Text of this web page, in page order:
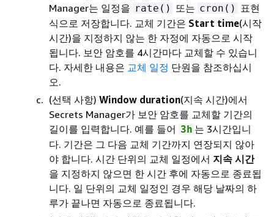
Manager는 일정을 rate() 또는 cron() 표현
식으로 저장합니다. 교체 기간은 Start time(시작
시간)을 지정하지 않는 한 자정에 자동으로 시작
됩니다. 보안 암호를 4시간마다 교체할 수 있습니
다. 자세한 내용은 교체 일정 단원을 참조하십시
오.
(선택 사항) Window duration(지속 시간)에서
Secrets Manager가 보안 암호를 교체할 기간의
길이를 입력합니다. 예를 들어 3h 는 3시간입니
다. 기간은 그 다음 교체 기간까지 연장되지 않아
야 합니다. 시간 단위의 교체 일정에서 지속 시간
을 지정하지 않으면 한 시간 후에 자동으로 종료됩
니다. 일 단위의 교체 일정인 경우 해당 날짜의 하
루가 끝나면 자동으로 종료됩니다.